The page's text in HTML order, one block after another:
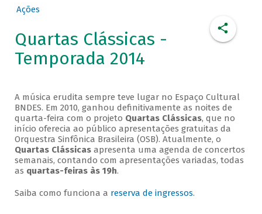
Ações
Quartas Clássicas -
Temporada 2014
A música erudita sempre teve lugar no Espaço Cultural
BNDES. Em 2010, ganhou definitivamente as noites de
quarta-feira com o projeto Quartas Clássicas, que no
início oferecia ao público apresentações gratuitas da
Orquestra Sinfônica Brasileira (OSB). Atualmente, o
Quartas Clássicasapresenta uma agenda de concertos
semanais, contando com apresentações variadas, todas
as quartas-feiras às 19h.
Saiba como funciona a reserva de ingressos.